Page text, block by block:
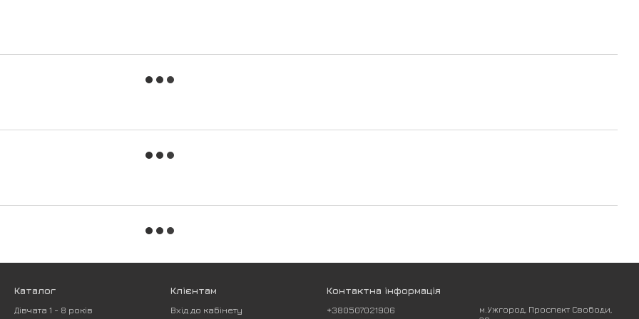
Каталог
Дівчата 1 - 8 років
Клієнтам
Вхід до кабінету
Контактна інформація
+380507021906
м.Ужгород, Проспект Свободи,